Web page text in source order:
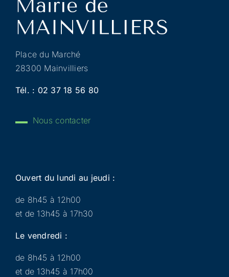
Place du Marché
28300 Mainvilliers
Tél. : 02 37 18 56 80
Nous contacter
Ouvert du lundi au jeudi :
de 8h45 à 12h00
et de 13h45 à 17h30
Le vendredi :
de 8h45 à 12h00
et de 13h45 à 17h00